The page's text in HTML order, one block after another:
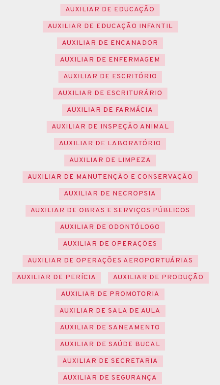
AUXILIAR DE EDUCAÇÃO
AUXILIAR DE EDUCAÇÃO INFANTIL
AUXILIAR DE ENCANADOR
AUXILIAR DE ENFERMAGEM
AUXILIAR DE ESCRITÓRIO
AUXILIAR DE ESCRITURÁRIO
AUXILIAR DE FARMÁCIA
AUXILIAR DE INSPEÇÃO ANIMAL
AUXILIAR DE LABORATÓRIO
AUXILIAR DE LIMPEZA
AUXILIAR DE MANUTENÇÃO E CONSERVAÇÃO
AUXILIAR DE NECROPSIA
AUXILIAR DE OBRAS E SERVIÇOS PÚBLICOS
AUXILIAR DE ODONTÓLOGO
AUXILIAR DE OPERAÇÕES
AUXILIAR DE OPERAÇÕES AEROPORTUÁRIAS
AUXILIAR DE PERÍCIA
AUXILIAR DE PRODUÇÃO
AUXILIAR DE PROMOTORIA
AUXILIAR DE SALA DE AULA
AUXILIAR DE SANEAMENTO
AUXILIAR DE SAÚDE BUCAL
AUXILIAR DE SECRETARIA
AUXILIAR DE SEGURANÇA